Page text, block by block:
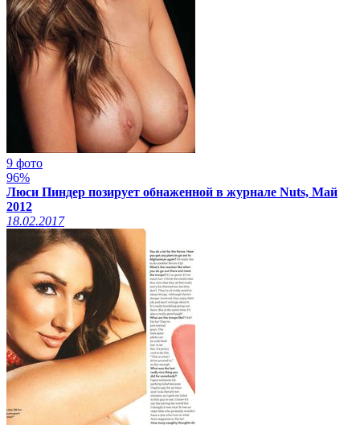
9 фото
96%
Люси Пиндер позирует обнаженной в журнале Nuts, Май
2012
18.02.2017